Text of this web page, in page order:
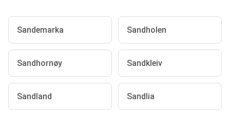
Sandemarka Sandholen
Sandhornøy Sandkleiv
Sandland Sandlia